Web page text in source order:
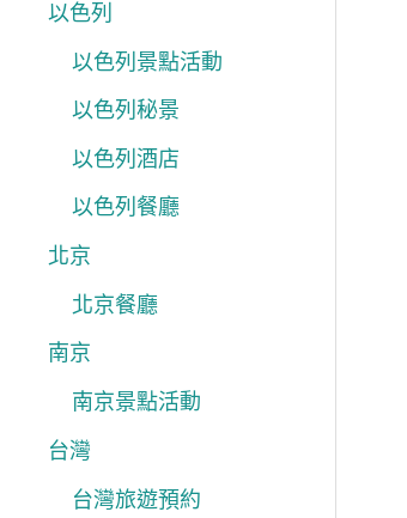
以色列
以色列景點活動
以色列秘景
以色列酒店
以色列餐廳
北京
北京餐廳
南京
南京景點活動
台灣
台灣旅遊預約